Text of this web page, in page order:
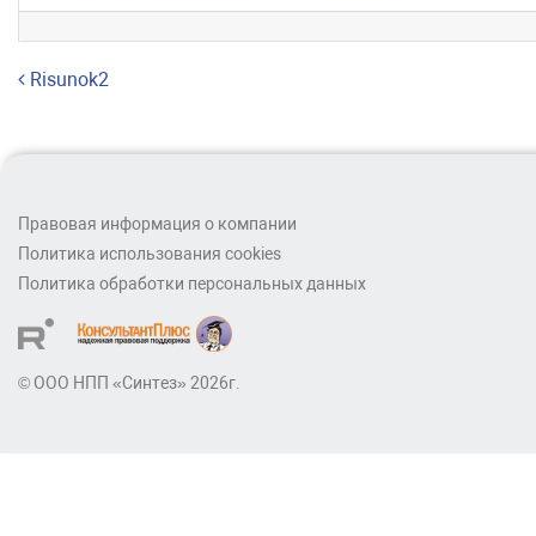
Навигация по записям
Risunok2
Правовая информация о компании
Политика использования cookies
Политика обработки персональных данных
© ООО НПП «Синтез» 2026г.